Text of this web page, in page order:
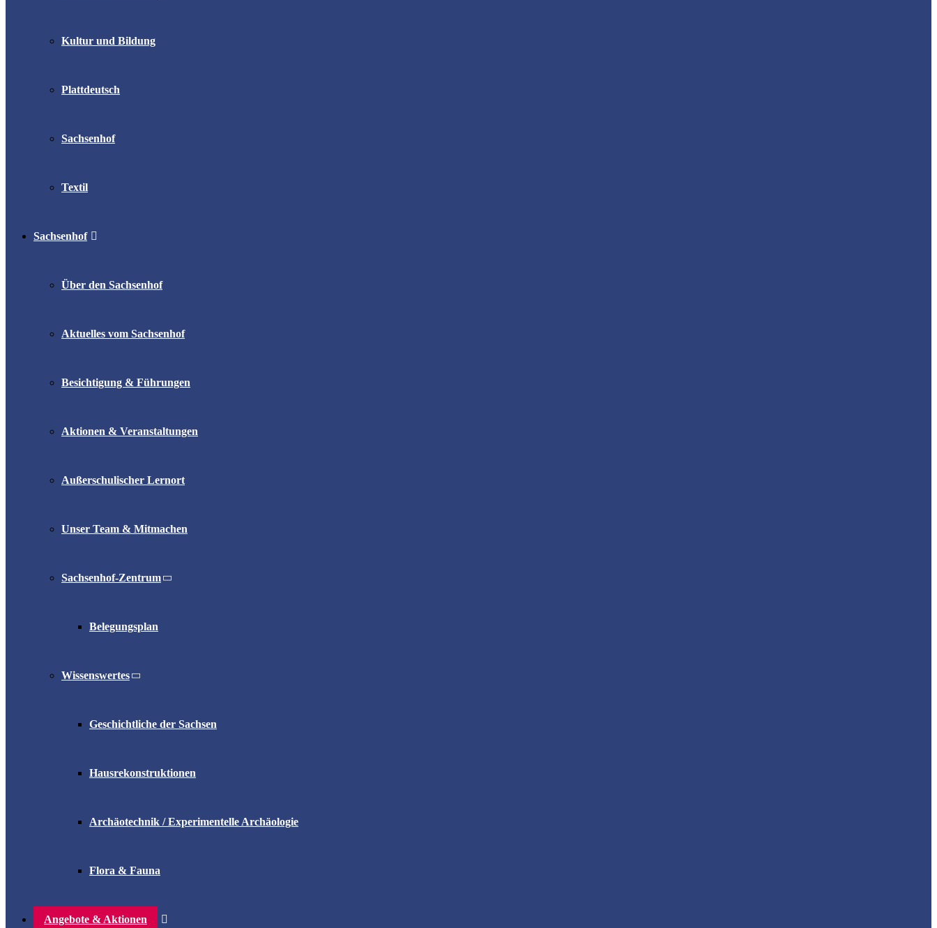
Kultur und Bildung
Plattdeutsch
Sachsenhof
Textil
Sachsenhof
Über den Sachsenhof
Aktuelles vom Sachsenhof
Besichtigung & Führungen
Aktionen & Veranstaltungen
Außerschulischer Lernort
Unser Team & Mitmachen
Sachsenhof-Zentrum
Belegungsplan
Wissenswertes
Geschichtliche der Sachsen
Hausrekonstruktionen
Archäotechnik / Experimentelle Archäologie
Flora & Fauna
Angebote & Aktionen